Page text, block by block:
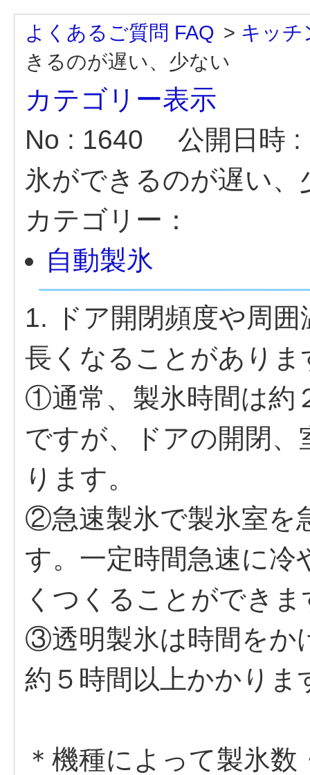
よくあるご質問 FAQ > キッチ
きるのが遅い、少ない
カテゴリー表示
No : 1640
公開日時
氷ができるのが遅い、
カテゴリー：
自動製氷
1. ドア開閉頻度や周
長くなることがありま
①通常、製氷時間は約
ですが、ドアの開閉
ります。
②急速製氷で製氷室を
す。一定時間急速に
くつくることができ
③透明製氷は時間をか
約５時間以上かかりま
＊機種によって製氷